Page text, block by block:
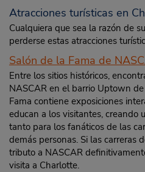
Atracciones turísticas en
Cualquiera que sea la razón de
perderse estas atracciones
Salón de la Fama de
Entre los sitios históricos,
NASCAR en el barrio Uptown
Fama contiene exposiciones
educan a los visitantes, creando
tanto para los fanáticos de las
demás personas. Si las carreras
tributo a NASCAR
visita a Charlotte.